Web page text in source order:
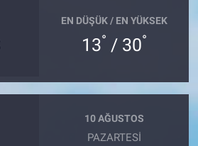
EN DÜŞÜK / EN YÜKSEK
13° / 30°
10 AĞUSTOS
PAZARTESI